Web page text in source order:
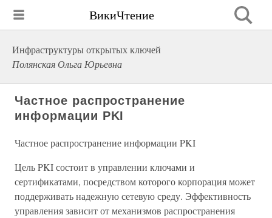
ВикиЧтение
Инфраструктуры открытых ключей
Полянская Ольга Юрьевна
Частное распространение
информации PKI
Частное распространение информации PKI
Цель PKI состоит в управлении ключами и
сертификатами, посредством которого корпорация может
поддерживать надежную сетевую среду. Эффективность
управления зависит от механизмов распространения